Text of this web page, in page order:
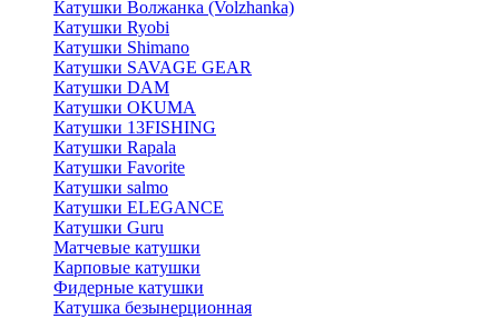
Катушки Волжанка (Volzhanka)
Катушки Ryobi
Катушки Shimano
Катушки SAVAGE GEAR
Катушки DAM
Катушки OKUMA
Катушки 13FISHING
Катушки Rapala
Катушки Favorite
Катушки salmo
Катушки ELEGANCE
Катушки Guru
Матчевые катушки
Карповые катушки
Фидерные катушки
Катушка безынерционная